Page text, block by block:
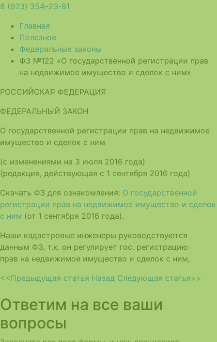
8 (923) 354–23-81
Главная
Полезное
Федеральные законы
ФЗ №122 «О государственной регистрации прав
на недвижимое имущество и сделок с ним»
РОССИЙСКАЯ ФЕДЕРАЦИЯ
ФЕДЕРАЛЬНЫЙ ЗАКОН
О государственной регистрации прав на недвижимое
имущество и сделок с ним
(с изменениями на 3 июля 2016 года)
(редакция, действующая с 1 сентября 2016 года)
Скачать ФЗ для ознакомления: О государственной
регистрации прав на недвижимое имущество и сделок
с ним (от 1 сентября 2016 года).
Наши кадастровые инженеры руководствуются
данным ФЗ, т.к. он регулирует гос. регистрацию
прав на недвижимое имущество и сделок с ним,
<<Предыдущая статья Назад Следующая статья>>
Ответим на все ваши
вопросы